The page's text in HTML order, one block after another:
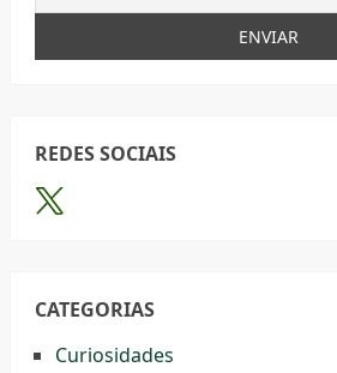
REDES SOCIAIS
CATEGORIAS
Curiosidades